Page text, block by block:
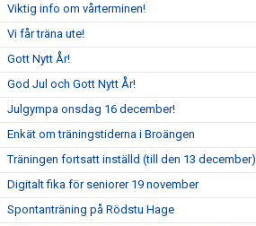
Viktig info om vårterminen!
Vi får träna ute!
Gott Nytt År!
God Jul och Gott Nytt År!
Julgympa onsdag 16 december!
Enkät om träningstiderna i Broängen
Träningen fortsatt inställd (till den 13 december)
Digitalt fika för seniorer 19 november
Spontanträning på Rödstu Hage